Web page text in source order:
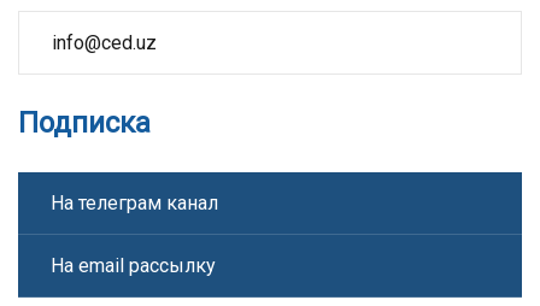
info@ced.uz
Подписка
На телеграм канал
На email рассылку